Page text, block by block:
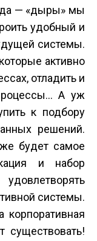
— «дыры» мы
удобный и
системы.
активно
отладить и
А уж
к подбору
решений.
будет самое
и набор
системы.
существовать!